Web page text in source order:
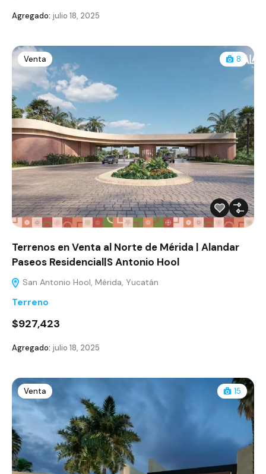
Agregado: julio 18, 2025
Venta 8
Terrenos en Venta al Norte de Mérida | Alandar
Paseos Residencial|S Antonio Hool
San Antonio Hool, Mérida, Yucatán
Terreno
$927,423
Agregado: julio 18, 2025
Venta 15